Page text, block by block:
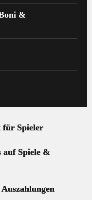
&
für Spieler
auf Spiele &